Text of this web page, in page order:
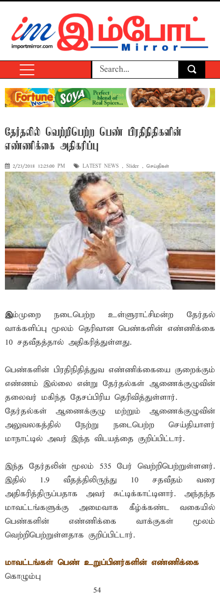
தேர்தலில் வெற்றிபெற்ற பெண் பிரதிநிதிகளின்
எண்ணிக்கை அதிகரிப்பு
2/23/2018 12:25:00 PM LATEST NEWS , Slider , செய்திகள்
இம்முறை நடைபெற்ற உள்ளுராட்சிமன்ற தேர்தல்
வாக்களிப்பு மூலம் தெரிவான பெண்களின் எண்ணிக்கை
10 சதவீதத்தால் அதிகரித்துள்ளது.
பெண்களின் பிரதிநிதித்துவ எண்ணிக்கையை குறைக்கும்
எண்ணம் இல்லை என்று தேர்தல்கள் ஆணைக்குழுவின்
தலைவர் மகிந்த தேசப்பிரிய தெரிவித்துள்ளார்.
தேர்தல்கள் ஆணைக்குழு மற்றும் ஆணைக்குழுவின்
அலுவலகத்தில் நேற்று நடைபெற்ற செய்தியாளர்
மாநாட்டில் அவர் இந்த விடயத்தை குறிப்பிட்டார்.
இந்த தேர்தலின் மூலம் 535 பேர் வெற்றிபெற்றுள்ளனர்.
இதில் 1.9 வீதத்திலிருந்து 10 சதவீதம் வரை
அதிகரித்திருப்பதாக அவர் சுட்டிக்காட்டினார். அந்தந்த
மாவட்டங்களுக்கு அமைவாக கீழ்க்கண்ட வகையில்
பெண்களின் எண்ணிக்கை வாக்குகள் மூலம்
வெற்றிபெற்றுள்ளதாக குறிப்பிட்டார்.
மாவட்டங்கள் பெண் உறுப்பினர்களின் எண்ணிக்கை
கொழும்பு
54